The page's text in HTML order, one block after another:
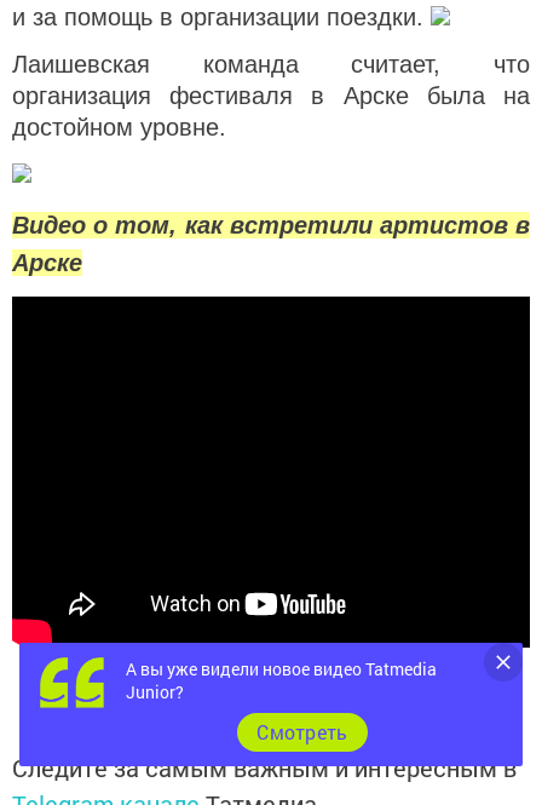
и за помощь в организации поездки.
Лаишевская команда считает, что
организация фестиваля в Арске была на
достойном уровне.
Видео о том, как встретили артистов в
Арске
Следите за самым важным и интересным в
А вы уже видели новое видео Tatmedia
Junior?
Cмотреть